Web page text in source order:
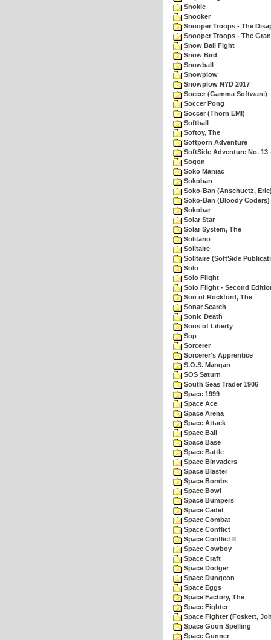
Snokie
Snooker
Snooper Troops - The
Snooper Troops - The
Snow Ball Fight
Snow Bird
Snowball
Snowplow
Snowplow NYD 2017
Soccer (Gamma Software)
Soccer Pong
Soccer (Thorn EMI)
Softball
Softoy, The
Softporn Adventure
SoftSide Adventure No. 13
Sogon
Soko Maniac
Sokoban
Soko-Ban (Anschuetz,
Soko-Ban (Bloody Coders)
Sokobar
Solar Star
Solar System, The
Solitario
Solltaire
Solltaire (SoftSide
Solo
Solo Flight
Solo Flight - Second
Son of Rockford, The
Sonar Search
Sonic Death
Sons of Liberty
Sop
Sorcerer
Sorcerer's Apprentice
S.O.S. Mangan
SOS Saturn
South Seas Trader 1906
Space 1999
Space Ace
Space Arena
Space Attack
Space Ball
Space Base
Space Battle
Space Binvaders
Space Blaster
Space Bombs
Space Bowl
Space Bumpers
Space Cadet
Space Combat
Space Conflict
Space Conflict II
Space Cowboy
Space Craft
Space Dodger
Space Dungeon
Space Eggs
Space Factory, The
Space Fighter
Space Fighter (Foskett,
Space Goon Spelling
Space Gunner